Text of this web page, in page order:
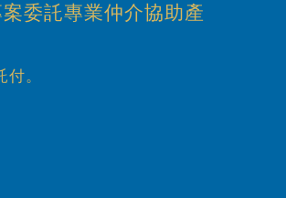
委託專業仲介協助產
。